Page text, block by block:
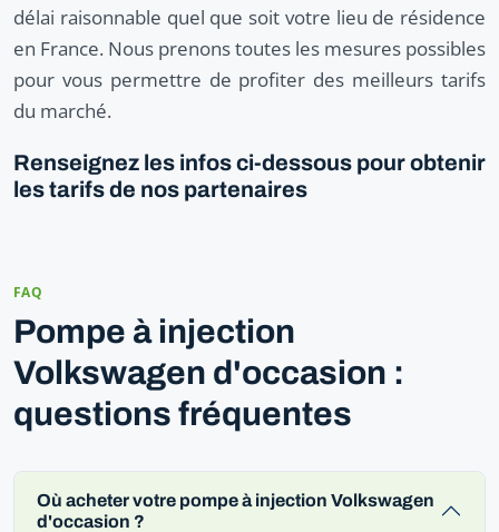
délai raisonnable quel que soit votre lieu de résidence
en France. Nous prenons toutes les mesures possibles
pour vous permettre de profiter des meilleurs tarifs
du marché.
Renseignez les infos ci-dessous pour obtenir
les tarifs de nos partenaires
FAQ
Pompe à injection
Volkswagen d'occasion :
questions fréquentes
Où acheter votre pompe à injection Volkswagen
d'occasion ?